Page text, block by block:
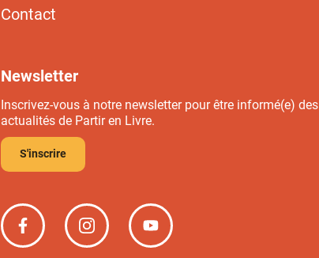
Contact
Newsletter
Inscrivez-vous à notre newsletter pour être informé(e) des
actualités de Partir en Livre.
S'inscrire
Partir
en
Partir
en
Partir
en